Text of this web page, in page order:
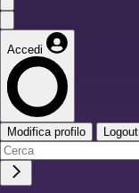
Accedi
Modifica profilo Logout